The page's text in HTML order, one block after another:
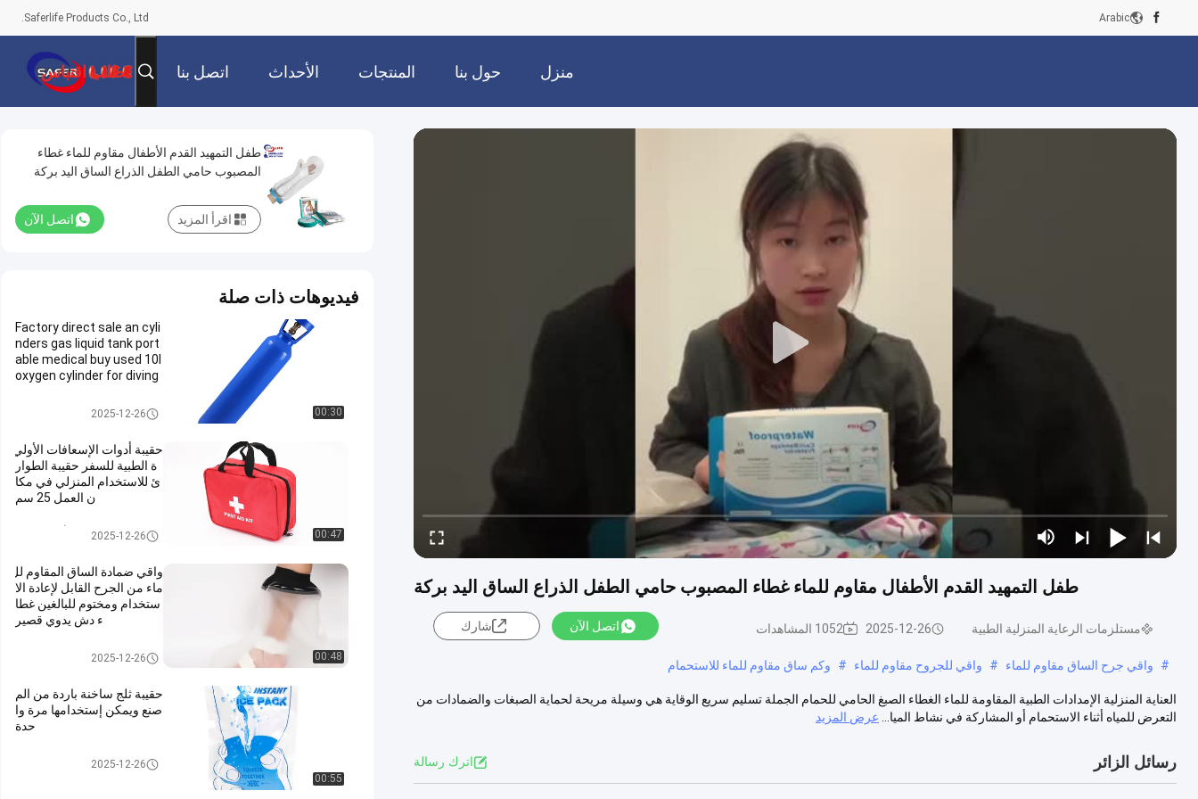
Saferlife Products Co., Ltd. Arabic
منزل حول بنا المنتجات الأحداث اتصل بنا طلب اقتباس
طفل التمهيد القدم الأطفال مقاوم للماء غطاء المصبوب حامي الطفل الذراع الساق اليد بركة
مستلزمات الرعاية المنزلية الطبية 2025-12-26 1052 المشاهدات اتصل الآن شارك
# واقي جرح الساق مقاوم للماء # واقي للجروح مقاوم للماء # وكم ساق مقاوم للماء للاستحمام
العناية المنزلية الإمدادات الطبية المقاومة للماء الغطاء الصبغ الحامي للحمام الجملة تسليم سريع الوقاية هي وسيلة مريحة لحماية الصبغات والضمادات من
التعرض للمياه أثناء الاستحمام أو المشاركة في نشاط الميا...
عرض المزيد
رسائل الزائر اترك رسالة
طفل التمهيد القدم الأطفال مقاوم للماء غطاء
المصبوب حامي الطفل الذراع الساق اليد بركة
اتصل الآن اقرأ المزيد
فيديوهات ذات صلة
00:30
Factory direct sale an cyli
nders gas liquid tank port
able medical buy used 10l
oxygen cylinder for diving
مستلزمات الرعاية المنزلية الطبية
2025-12-26
00:47
حقيبة أدوات الإسعافات الأولي
ة الطبية للسفر حقيبة الطوار
ئ للاستخدام المنزلي في مكا
ن العمل 25 سم
طقم الإسعافات الأولية للسفر
2025-12-26
00:48
واقي ضمادة الساق المقاوم لل
ماء من الجرح القابل لإعادة الا
ستخدام ومختوم للبالغين غطا
ء دش يدوي قصير
مستلزمات الرعاية المنزلية الطبية
2025-12-26
00:55
حقيبة ثلج ساخنة باردة من الم
صنع ويمكن إستخدامها مرة وا
حدة
مستلزمات الرعاية المنزلية الطبية
2025-12-26